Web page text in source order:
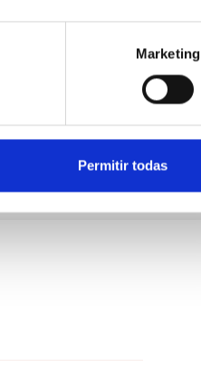
Marketing
Permitir todas